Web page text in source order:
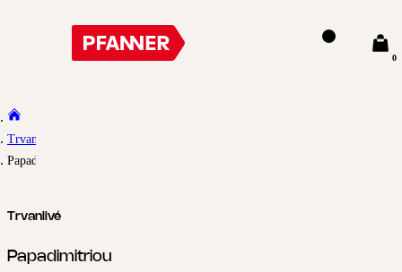
0
Trvanlivé
Papadimitriou Balsamico krém pomer./citrón 0,25L
Trvanlivé
Papadimitriou